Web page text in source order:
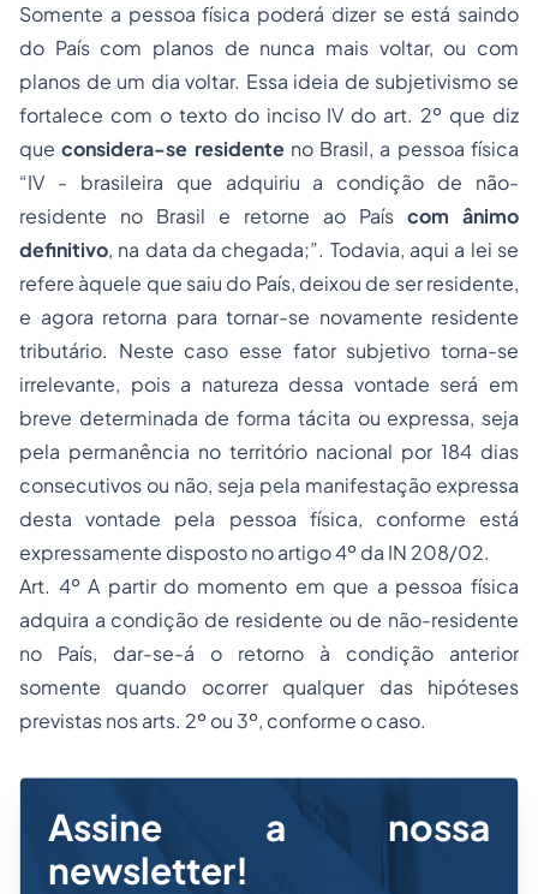
Somente a pessoa física poderá dizer se está saindo
do País com planos de nunca mais voltar, ou com
planos de um dia voltar. Essa ideia de subjetivismo se
fortalece com o texto do inciso IV do art. 2º que diz
queconsidera-se residenteno Brasil, a pessoa física
“IV - brasileira que adquiriu a condição de não-
residente no Brasil e retorne ao País com ânimo
definitivo, na data da chegada;”. Todavia, aqui a lei se
refere àquele que saiu do País, deixou de ser residente,
e agora retorna para tornar-se novamente residente
tributário. Neste caso esse fator subjetivo torna-se
irrelevante, pois a natureza dessa vontade será em
breve determinada de forma tácita ou expressa, seja
pela permanência no território nacional por 184 dias
consecutivos ou não, seja pela manifestação expressa
desta vontade pela pessoa física, conforme está
expressamente disposto no artigo 4º da IN 208/02.
Art. 4º A partir do momento em que a pessoa física
adquira a condição de residente ou de não-residente
no País, dar-se-á o retorno à condição anterior
somente quando ocorrer qualquer das hipóteses
previstas nos arts. 2º ou 3º, conforme o caso.
Assine a nossa
newsletter!